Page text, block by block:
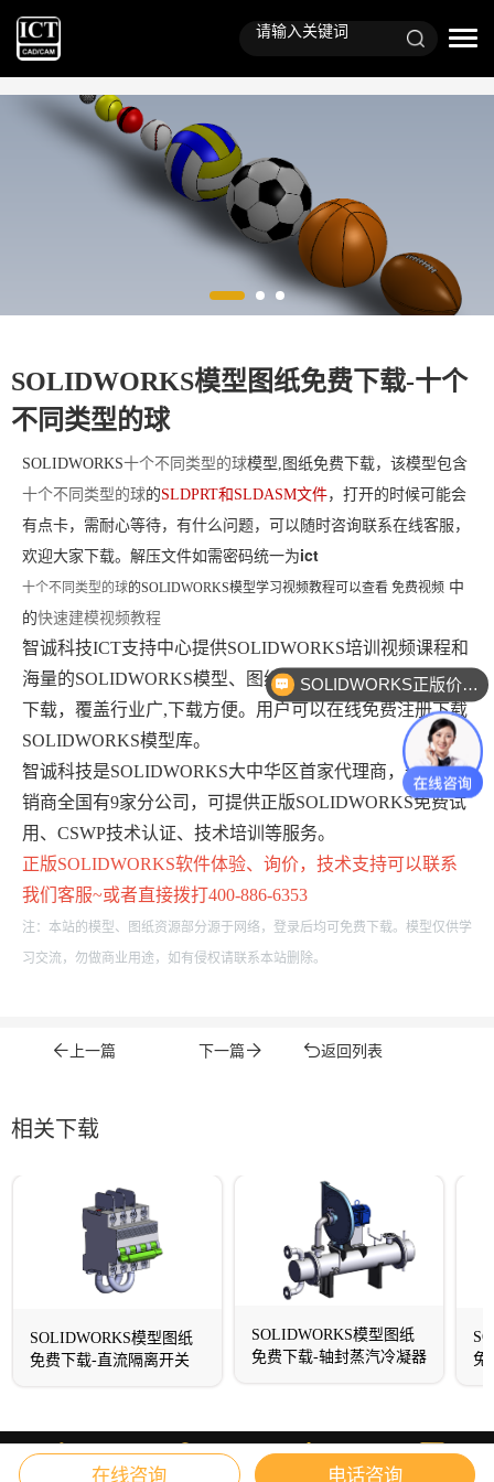
SOLIDWORKS模型图纸免费下载-十个
不同类型的球
SOLIDWORKS十个不同类型的球模型,图纸免费下载，该模型包含
十个不同类型的球的SLDPRT和SLDASM文件，打开的时候可能会
有点卡，需耐心等待，有什么问题，可以随时咨询联系在线客服，
欢迎大家下载。解压文件如需密码统一为ict
十个不同类型的球的SOLIDWORKS模型学习视频教程可以查看 免费视频 中
的快速建模视频教程
智诚科技ICT支持中心提供SOLIDWORKS培训视频课程和
海量的SOLIDWORKS模型、图纸、课程文件、正版软件
下载，覆盖行业广,下载方便。用户可以在线免费注册下载
SOLIDWORKS模型库。
智诚科技是SOLIDWORKS大中华区首家代理商，最大经
销商全国有9家分公司，可提供正版SOLIDWORKS免费试
用、CSWP技术认证、技术培训等服务。
正版SOLIDWORKS软件体验、询价，技术支持可以联系
我们客服~或者直接拨打400-886-6353
注：本站的模型、图纸资源部分源于网络，登录后均可免费下载。模型仅供学
习交流，勿做商业用途，如有侵权请联系本站删除。
上一篇 下一篇 返回列表
相关下载
SOLIDWORKS模型图纸
免费下载-直流隔离开关
SOLIDWORKS模型图纸
免费下载-轴封蒸汽冷凝器
免
SOLIDWORKS正版价格？
在线咨询 电话咨询